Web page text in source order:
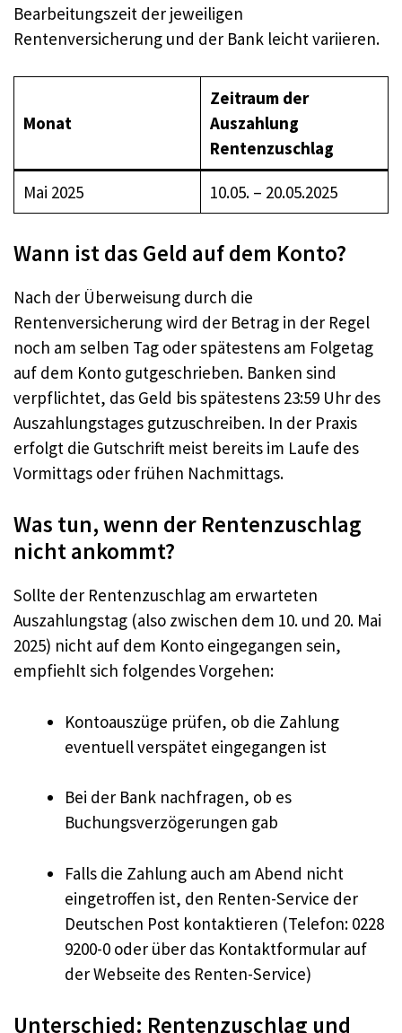
Bearbeitungszeit der jeweiligen
Rentenversicherung und der Bank leicht variieren.
Monat
Zeitraum der
Auszahlung
Rentenzuschlag
Mai 2025 10.05. – 20.05.2025
Wann ist das Geld auf dem Konto?
Nach der Überweisung durch die
Rentenversicherung wird der Betrag in der Regel
noch am selben Tag oder spätestens am Folgetag
auf dem Konto gutgeschrieben. Banken sind
verpflichtet, das Geld bis spätestens 23:59 Uhr des
Auszahlungstages gutzuschreiben. In der Praxis
erfolgt die Gutschrift meist bereits im Laufe des
Vormittags oder frühen Nachmittags.
Was tun, wenn der Rentenzuschlag
nicht ankommt?
Sollte der Rentenzuschlag am erwarteten
Auszahlungstag (also zwischen dem 10. und 20. Mai
2025) nicht auf dem Konto eingegangen sein,
empfiehlt sich folgendes Vorgehen:
Kontoauszüge prüfen, ob die Zahlung
eventuell verspätet eingegangen ist
Bei der Bank nachfragen, ob es
Buchungsverzögerungen gab
Falls die Zahlung auch am Abend nicht
eingetroffen ist, den Renten-Service der
Deutschen Post kontaktieren (Telefon: 0228
9200-0 oder über das Kontaktformular auf
der Webseite des Renten-Service)
Unterschied: Rentenzuschlag und